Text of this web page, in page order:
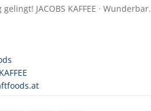
JACOBS KAFFEE · Wunderbar.